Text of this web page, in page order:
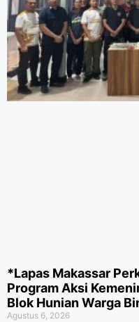
*Lapas Makassar
Program Aksi
Blok Hunian Warga
Agustus 6, 2026